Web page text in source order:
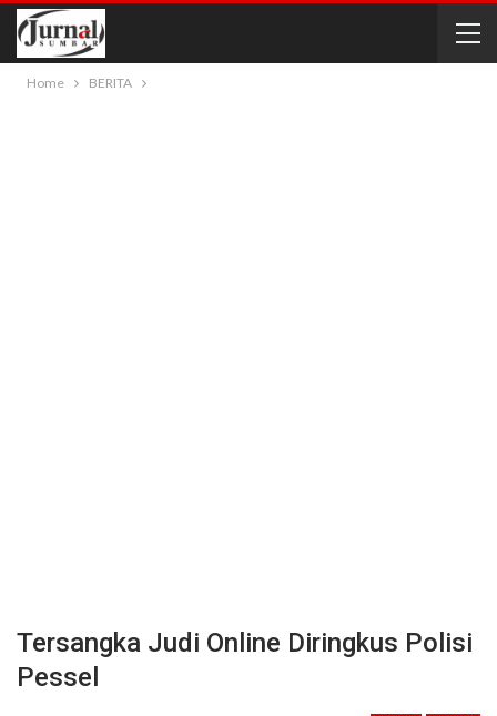
Home BERITA
Tersangka Judi Online Diringkus Polisi
Pessel